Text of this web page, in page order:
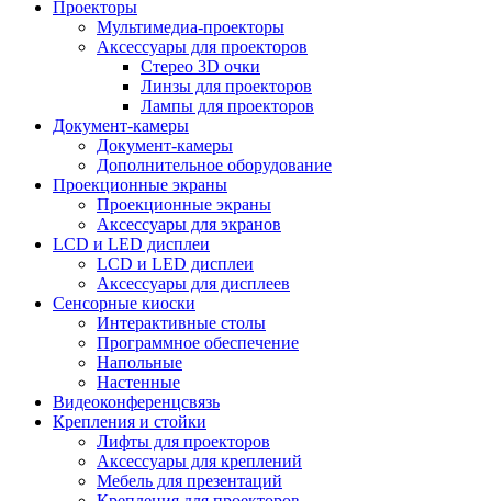
Проекторы
Мультимедиа-проекторы
Аксессуары для проекторов
Стерео 3D очки
Линзы для проекторов
Лампы для проекторов
Документ-камеры
Документ-камеры
Дополнительное оборудование
Проекционные экраны
Проекционные экраны
Аксессуары для экранов
LCD и LED дисплеи
LCD и LED дисплеи
Аксессуары для дисплеев
Сенсорные киоски
Интерактивные столы
Программное обеспечение
Напольные
Настенные
Видеоконференцсвязь
Крепления и стойки
Лифты для проекторов
Аксессуары для креплений
Мебель для презентаций